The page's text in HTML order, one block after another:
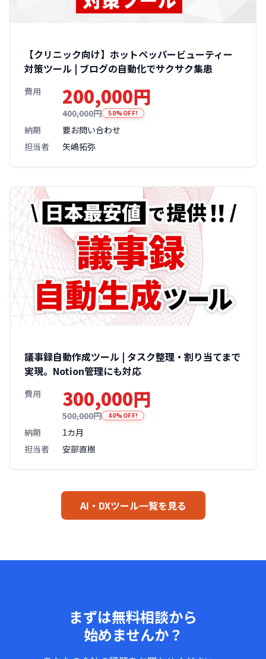
【クリニック向け】ホットペッパービューティー
対策ツール | ブログの自動化でサクサク集患
費用 200,000円
400,000円 50%OFF!
納期
要お問い合わせ
担当者
矢嶋拓弥
議事録自動作成ツール | タスク整理・割り当てまで
実現。Notion管理にも対応
費用 300,000円
500,000円 40%OFF!
納期
1カ月
担当者
安部直樹
AI・DXツール一覧を見る
まずは無料相談から
始めませんか？